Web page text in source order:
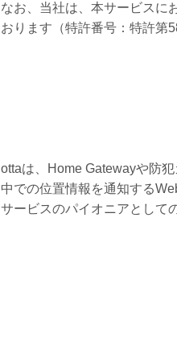
なお、当社は、本サービスに
おります（特許番号：特許第
ottaは、Home Gatewayや防
中での位置情報を通知する
サービスのパイオニアとして